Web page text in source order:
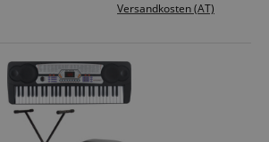
Versandkosten (AT)